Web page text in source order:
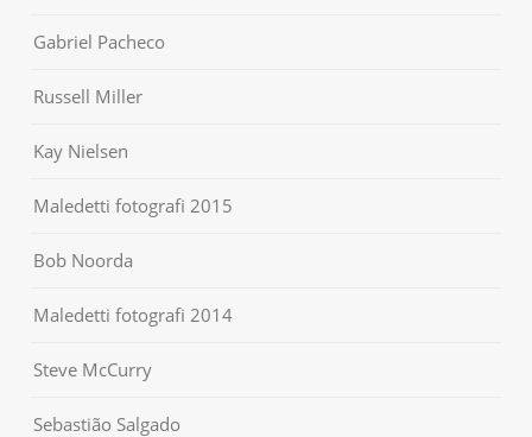
Gabriel Pacheco
Russell Miller
Kay Nielsen
Maledetti fotografi 2015
Bob Noorda
Maledetti fotografi 2014
Steve McCurry
Sebastião Salgado